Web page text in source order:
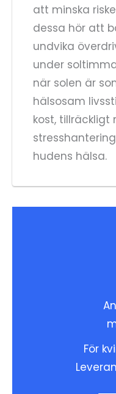
att minska
dessa hör att
undvika
under
när solen är
hälsosam
kost, tillräckligt
hudens hälsa.
För